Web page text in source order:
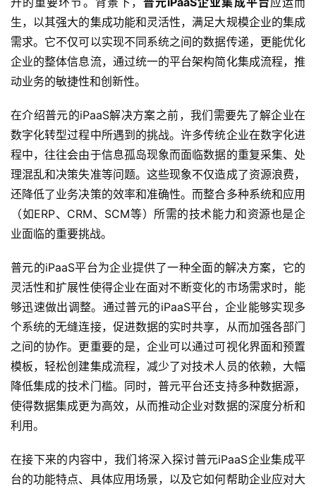
生，以其强大的集成功能和灵活性，满足大规模企业的集成
需求。它不仅可以实现不同系统之间的数据传递，更能优化
企业的整体信息流，通过统一的平台架构简化集成流程，推
动业务的敏捷性和创新性。
在介绍普元的iPaaS解决方案之前，我们需要先了解企业在
数字化转型过程中所遇到的挑战。许多传统企业在数字化进
程中，往往会由于信息孤岛现象而面临数据的重复采集、处
理混乱和决策失准等问题。这些现象不仅造成了资源浪费，
还降低了业务决策的效率和准确性。而整合多种系统和应用
（如ERP、CRM、SCM等）所需的技术能力和资源也是企
业面临的重要挑战。
普元的iPaaS平台为企业提供了一种全面的解决方案，它的
灵活性和扩展性使得企业在面对不断变化的市场需求时，能
够迅速做出调整。通过普元的iPaaS平台，企业能够实现多
个系统的无缝连接，促进数据的实时共享，从而加强各部门
之间的协作。更重要的是，企业可以通过可视化界面和预置
模板，轻松创建集成流程，减少了对技术人员的依赖，大幅
降低集成的技术门槛。同时，普元平台还支持多种数据源，
使得数据集成更为高效，从而推动企业对数据的深度分析和
利用。
在接下来的内容中，我们将深入探讨普元iPaaS企业集成平
台的功能特点、具体应用场景，以及它如何帮助企业应对大